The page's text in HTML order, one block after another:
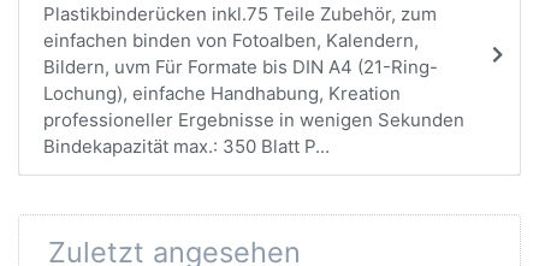
Plastikbinderücken inkl.75 Teile Zubehör, zum
einfachen binden von Fotoalben, Kalendern,
Bildern, uvm Für Formate bis DIN A4 (21-Ring-
Lochung), einfache Handhabung, Kreation
professioneller Ergebnisse in wenigen Sekunden
Bindekapazität max.: 350 Blatt P...
Zuletzt angesehen